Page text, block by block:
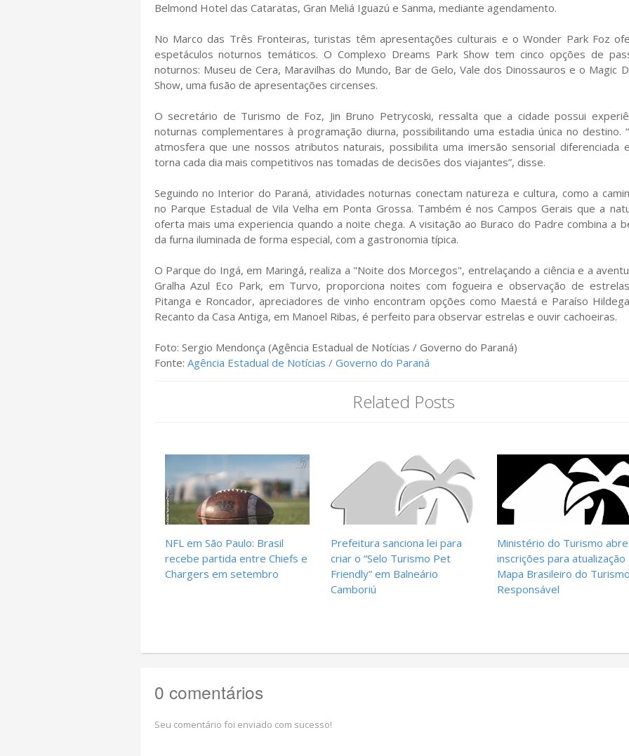
Belmond Hotel das Cataratas, Gran Meliá Iguazú e Sanma, mediante agendamento.
No Marco das Três Fronteiras, turistas têm apresentações culturais e o Wonder Park Foz
espetáculos noturnos temáticos. O Complexo Dreams Park Show tem cinco opções de
noturnos: Museu de Cera, Maravilhas do Mundo, Bar de Gelo, Vale dos Dinossauros e o Magic
Show, uma fusão de apresentações circenses.
O secretário de Turismo de Foz, Jin Bruno Petrycoski, ressalta que a cidade possui
noturnas complementares à programação diurna, possibilitando uma estadia única no destino.
atmosfera que une nossos atributos naturais, possibilita uma imersão sensorial diferenciada
torna cada dia mais competitivos nas tomadas de decisões dos viajantes”, disse.
Seguindo no Interior do Paraná, atividades noturnas conectam natureza e cultura, como a
no Parque Estadual de Vila Velha em Ponta Grossa. Também é nos Campos Gerais que a
oferta mais uma experiencia quando a noite chega. A visitação ao Buraco do Padre combina a
da furna iluminada de forma especial, com a gastronomia típica.
O Parque do Ingá, em Maringá, realiza a "Noite dos Morcegos", entrelaçando a ciência e a
Gralha Azul Eco Park, em Turvo, proporciona noites com fogueira e observação de
Pitanga e Roncador, apreciadores de vinho encontram opções como Maestá e Paraíso
Recanto da Casa Antiga, em Manoel Ribas, é perfeito para observar estrelas e ouvir cachoeiras.
Foto: Sergio Mendonça (Agência Estadual de Notícias / Governo do Paraná)
Fonte: Agência Estadual de Notícias / Governo do Paraná
Related Posts
NFL em São Paulo: Brasil
recebe partida entre Chiefs e
Chargers em setembro
Prefeitura sanciona lei para
criar o “Selo Turismo Pet
Friendly” em Balneário
Camboriú
Ministério do Turismo abre
inscrições para atualização
Mapa Brasileiro do
Responsável
0 comentários
Seu comentário foi enviado com sucesso!